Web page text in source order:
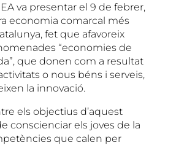
va presentar el 9 de febrer,
economia comarcal més
fet que afavoreix
“economies de
que donen com a resultat
o nous béns i serveis,
la innovació.
els objectius d’aquest
conscienciar els joves de la
que calen per